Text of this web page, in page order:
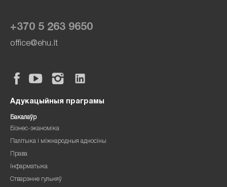
+370 5 263 9650
office@ehu.lt
Адукацыйныя праграмы
Бакалаўр
Бізнес-эканоміка
Палітыка і міжнародныя адносіны
Права
Інфарматыка
Стварэнне гульняў